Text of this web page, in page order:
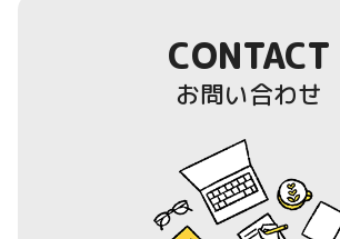
CONTACT
お問い合わせ